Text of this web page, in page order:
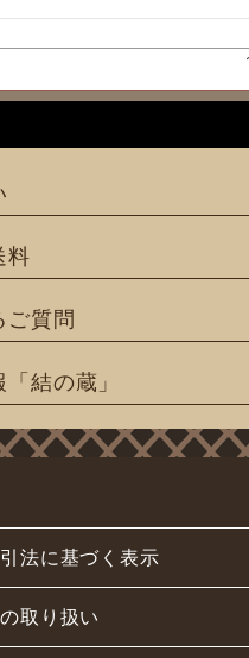
料
ご質問
結の蔵」
法に基づく表示
取り扱い